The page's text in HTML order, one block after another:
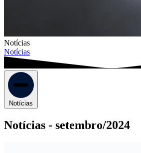
Notícias
Notícias
Notícias
Notícias - setembro/2024